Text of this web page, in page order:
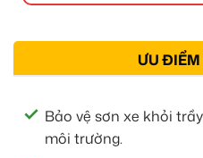
ƯU
Bảo vệ sơn xe khỏi
môi trường.